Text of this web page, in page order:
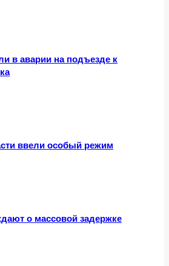
в аварии на подъезде к
ввели особый режим
о массовой задержке